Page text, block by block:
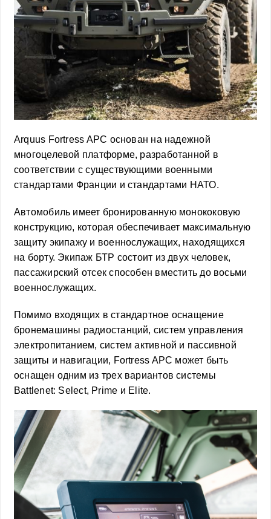
Arquus Fortress APC основан на надежной
многоцелевой платформе, разработанной в
соответствии с существующими военными
стандартами Франции и стандартами НАТО.
Автомобиль имеет бронированную монококовую
конструкцию, которая обеспечивает максимальную
защиту экипажу и военнослужащих, находящихся
на борту. Экипаж БТР состоит из двух человек,
пассажирский отсек способен вместить до восьми
военнослужащих.
Помимо входящих в стандартное оснащение
бронемашины радиостанций, систем управления
электропитанием, систем активной и пассивной
защиты и навигации, Fortress APC может быть
оснащен одним из трех вариантов системы
Battlenet: Select, Prime и Elite.